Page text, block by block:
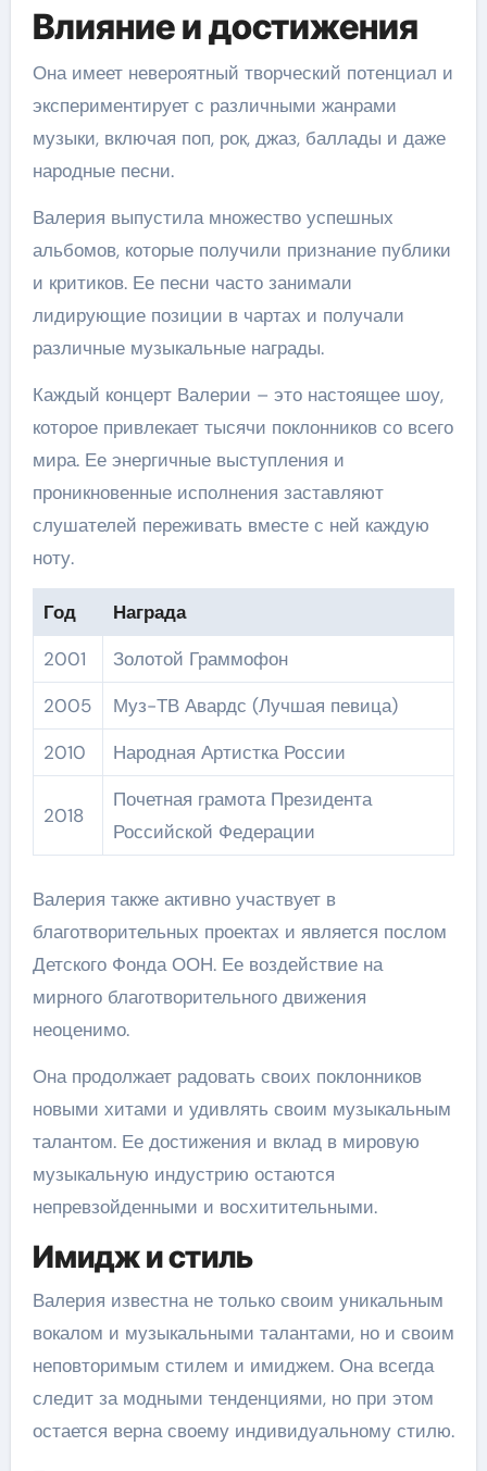
Влияние и достижения
Она имеет невероятный творческий потенциал и
экспериментирует с различными жанрами
музыки, включая поп, рок, джаз, баллады и даже
народные песни.
Валерия выпустила множество успешных
альбомов, которые получили признание публики
и критиков. Ее песни часто занимали
лидирующие позиции в чартах и получали
различные музыкальные награды.
Каждый концерт Валерии – это настоящее шоу,
которое привлекает тысячи поклонников со всего
мира. Ее энергичные выступления и
проникновенные исполнения заставляют
слушателей переживать вместе с ней каждую
ноту.
Год
Награда
2001
Золотой Граммофон
2005
Муз-ТВ Авардс (Лучшая певица)
2010
Народная Артистка России
2018
Почетная грамота Президента
Российской Федерации
Валерия также активно участвует в
благотворительных проектах и является послом
Детского Фонда ООН. Ее воздействие на
мирного благотворительного движения
неоценимо.
Она продолжает радовать своих поклонников
новыми хитами и удивлять своим музыкальным
талантом. Ее достижения и вклад в мировую
музыкальную индустрию остаются
непревзойденными и восхитительными.
Имидж и стиль
Валерия известна не только своим уникальным
вокалом и музыкальными талантами, но и своим
неповторимым стилем и имиджем. Она всегда
следит за модными тенденциями, но при этом
остается верна своему индивидуальному стилю.